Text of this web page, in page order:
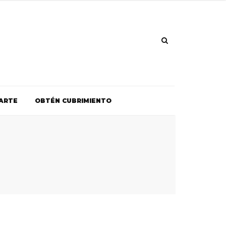
OBTÉN CUBRIMIENTO